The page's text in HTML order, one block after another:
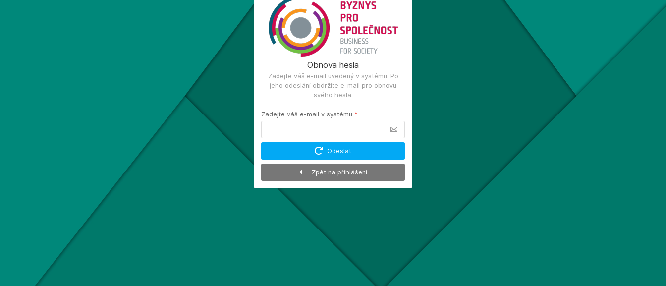
Obnova hesla
Zadejte váš e-mail uvedený v systému. Po
jeho odeslání obdržíte e-mail pro obnovu
svého hesla.
Zadejte váš e-mail v systému *
Odeslat
Zpět na přihlášení